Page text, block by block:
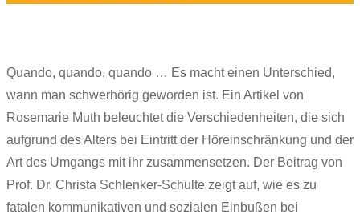
Quando, quando, quando … Es macht einen Unterschied,
wann man schwerhörig geworden ist. Ein Artikel von
Rosemarie Muth beleuchtet die Verschiedenheiten, die sich
aufgrund des Alters bei Eintritt der Höreinschränkung und der
Art des Umgangs mit ihr zusammensetzen. Der Beitrag von
Prof. Dr. Christa Schlenker-Schulte zeigt auf, wie es zu
fatalen kommunikativen und sozialen Einbußen bei